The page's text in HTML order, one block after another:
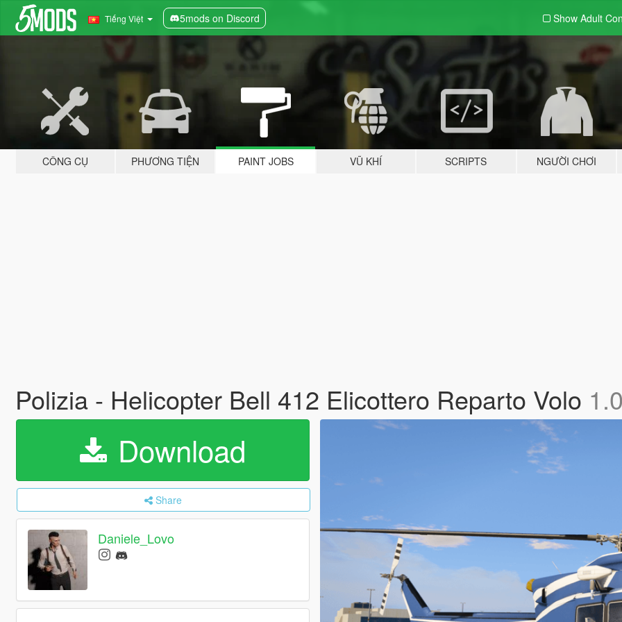
Tiếng Việt 5mods on Discord Show Adult
CÔNG CỤ PHƯƠNG TIỆN PAINT JOBS VŨ KHÍ SCRIPTS NGƯỜI CHƠI
Polizia - Helicopter Bell 412 Elicottero Reparto Volo
Download
Share
Daniele_Lovo